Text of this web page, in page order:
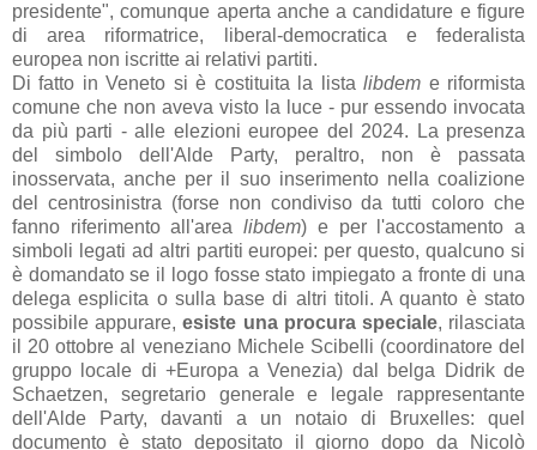
presidente", comunque aperta anche a candidature e figure
di area riformatrice, liberal-democratica e federalista
europea non iscritte ai relativi partiti.
Di fatto in Veneto si è costituita la listalibdem e riformista
comune che non aveva visto la luce - pur essendo invocata
da più parti - alle elezioni europee del 2024. La presenza
del simbolo dell'Alde Party, peraltro, non è passata
inosservata, anche per il suo inserimento nella coalizione
del centrosinistra (forse non condiviso da tutti coloro che
fanno riferimento all'arealibdem) e per l'accostamento a
simboli legati ad altri partiti europei: per questo, qualcuno si
è domandato se il logo fosse stato impiegato a fronte di una
delega esplicita o sulla base di altri titoli. A quanto è stato
possibile appurare,esiste una procura speciale, rilasciata
il 20 ottobre al veneziano Michele Scibelli (coordinatore del
gruppo locale di +Europa a Venezia) dal belga Didrik de
Schaetzen, segretario generale e legale rappresentante
dell'Alde Party, davanti a un notaio di Bruxelles: quel
documento è stato depositato il giorno dopo da Nicolò